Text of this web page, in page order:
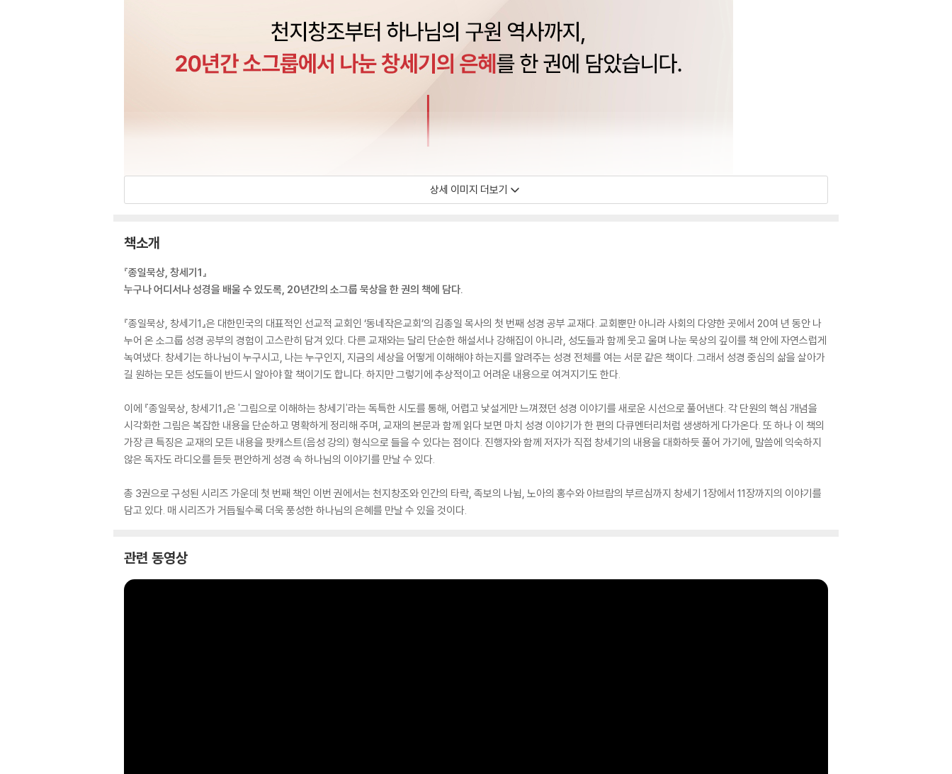
상세 이미지 더보기
책소개
『종일묵상, 창세기1』
누구나 어디서나 성경을 배울 수 있도록, 20년간의 소그룹 묵상을 한 권의 책에 담다.
『종일묵상, 창세기1』은 대한민국의 대표적인 선교적 교회인 ‘동네작은교회’의 김종일 목사의 첫 번째 성경 공부 교재다. 교회뿐만 아니라 사회의 다양한 곳에서 20여 년 동안 나
누어 온 소그룹 성경 공부의 경험이 고스란히 담겨 있다. 다른 교재와는 달리 단순한 해설서나 강해집이 아니라, 성도들과 함께 웃고 울며 나눈 묵상의 깊이를 책 안에 자연스럽게
녹여냈다. 창세기는 하나님이 누구시고, 나는 누구인지, 지금의 세상을 어떻게 이해해야 하는지를 알려주는 성경 전체를 여는 서문 같은 책이다. 그래서 성경 중심의 삶을 살아가
길 원하는 모든 성도들이 반드시 알아야 할 책이기도 합니다. 하지만 그렇기에 추상적이고 어려운 내용으로 여겨지기도 한다.
이에 『종일묵상, 창세기1』은 '그림으로 이해하는 창세기'라는 독특한 시도를 통해, 어렵고 낯설게만 느껴졌던 성경 이야기를 새로운 시선으로 풀어낸다. 각 단원의 핵심 개념을
시각화한 그림은 복잡한 내용을 단순하고 명확하게 정리해 주며, 교재의 본문과 함께 읽다 보면 마치 성경 이야기가 한 편의 다큐멘터리처럼 생생하게 다가온다. 또 하나 이 책의
가장 큰 특징은 교재의 모든 내용을 팟캐스트(음성 강의) 형식으로 들을 수 있다는 점이다. 진행자와 함께 저자가 직접 창세기의 내용을 대화하듯 풀어 가기에, 말씀에 익숙하지
않은 독자도 라디오를 듣듯 편안하게 성경 속 하나님의 이야기를 만날 수 있다.
총 3권으로 구성된 시리즈 가운데 첫 번째 책인 이번 권에서는 천지창조와 인간의 타락, 족보의 나뉨, 노아의 홍수와 아브람의 부르심까지 창세기 1장에서 11장까지의 이야기를
담고 있다. 매 시리즈가 거듭될수록 더욱 풍성한 하나님의 은혜를 만날 수 있을 것이다.
관련 동영상